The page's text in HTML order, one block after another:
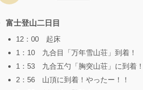
富士登山二日目
12：00 起床
1：10 九合目「万年雪山荘」到着！
1：53 九合五勺「胸突山荘」に到着！
2：56 山頂に到着！やったー！！